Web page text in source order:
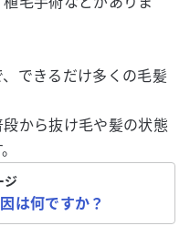
できるだけ多くの毛髪
から抜け毛や髪の状態
ジ
は何ですか？